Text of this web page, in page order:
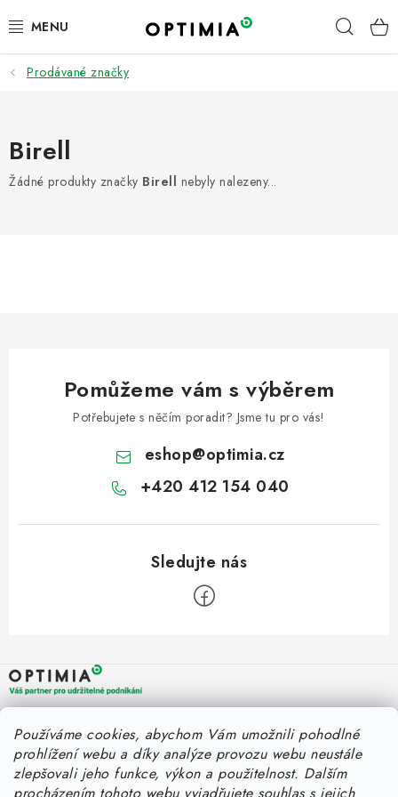
Používáme cookies, abychom Vám umožnili pohodlné
prohlížení webu a díky analýze provozu webu neustále
zlepšovali jeho funkce, výkon a použitelnost. Dalším
na
ÚKLID | DROGERIE | HYGIENA
ZNAČKY
Fakturace v náhradním plnění
Náhradní plnění a zákon
FAQ - Náhradní plnění
FAQ - OOPP
Obchodní podmínky
Prodávané značky
Birell
Žádné produkty značky Birell nebyly nalezeny...
Pomůžeme vám s výběrem
Potřebujete s něčím poradit? Jsme tu pro vás!
eshop@optimia.cz
+420 412 154 040
á
p
a
OPTIMIA BPO s.r.o.
Holýšovská 2923/4
150 00 Praha 5
Česká republika
Rychlý kontakt
eshop@optimia.cz
Informace pro vás